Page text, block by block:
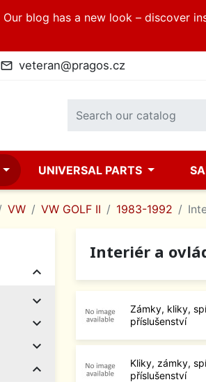
Our blog has a new look – discover
mail_outline veteran@pragos.cz
UNIVERSAL PARTS
VW VW GOLF II 1983-1992





Interiér a
Zámky, kliky,
příslušenství
Kliky, zámky,
příslušenství